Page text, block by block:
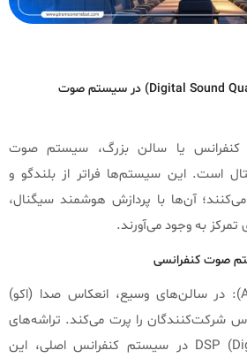
کیفیت صوتی دیجیتال (Digital Sound Quality) در سیستم صوت
یا سالن بزرگ، سیستم صوت
است. این سیستم‌ها فراتر از بلندگو و
آن‌ها با پردازش هوشمند سیگنال،
تمرکز به وجود می‌آورند.
حذف اکو آکوستیک (AEC): در سالن‌های وسیع، انعکاس صدا (اکو)
شرکت‌کنندگان را پرت می‌کند. تراشه‌های
DSP (Digital Signal Processor) در سیستم کنفرانس اصلی، این